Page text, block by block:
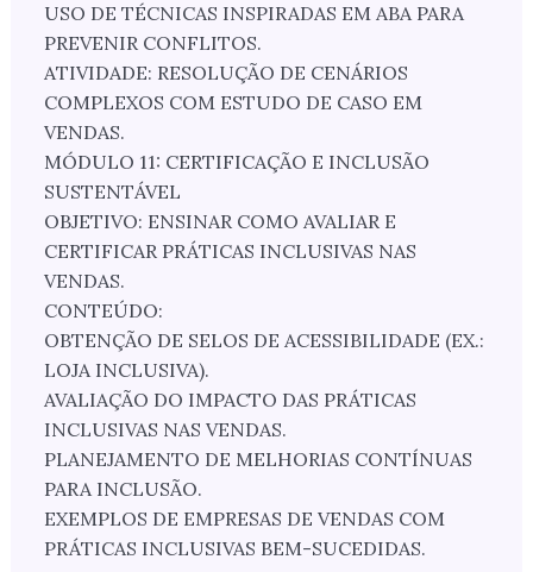
USO DE TÉCNICAS INSPIRADAS EM ABA PARA
PREVENIR CONFLITOS.
ATIVIDADE: RESOLUÇÃO DE CENÁRIOS
COMPLEXOS COM ESTUDO DE CASO EM
VENDAS.
MÓDULO 11: CERTIFICAÇÃO E INCLUSÃO
SUSTENTÁVEL
OBJETIVO: ENSINAR COMO AVALIAR E
CERTIFICAR PRÁTICAS INCLUSIVAS NAS
VENDAS.
CONTEÚDO:
OBTENÇÃO DE SELOS DE ACESSIBILIDADE (EX.:
LOJA INCLUSIVA).
AVALIAÇÃO DO IMPACTO DAS PRÁTICAS
INCLUSIVAS NAS VENDAS.
PLANEJAMENTO DE MELHORIAS CONTÍNUAS
PARA INCLUSÃO.
EXEMPLOS DE EMPRESAS DE VENDAS COM
PRÁTICAS INCLUSIVAS BEM-SUCEDIDAS.